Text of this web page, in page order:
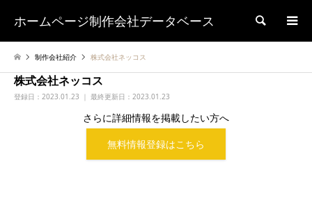
ホームページ制作会社データベース 検索
制作会社紹介 株式会社ネッコス
株式会社ネッコス
登録日： 2023.01.23 ｜ 最終更新日：2023.01.23
さらに詳細情報を掲載したい方へ
無料情報登録はこちら